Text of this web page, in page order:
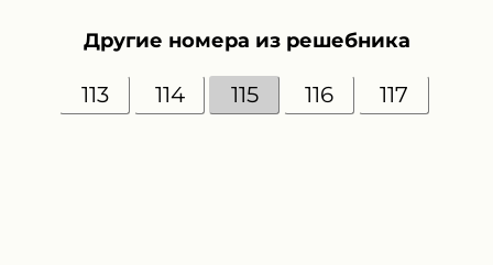
Другие номера из решебника
113 114 115 116 117